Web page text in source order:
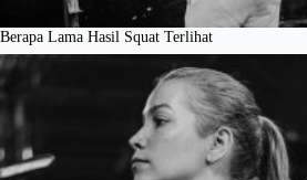
Berapa Lama Hasil Squat Terlihat